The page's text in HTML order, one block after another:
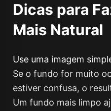
Dicas para
Mais Natural
Use uma imagem
Se o fundo for muito
estiver confusa, o
Um fundo mais limpo